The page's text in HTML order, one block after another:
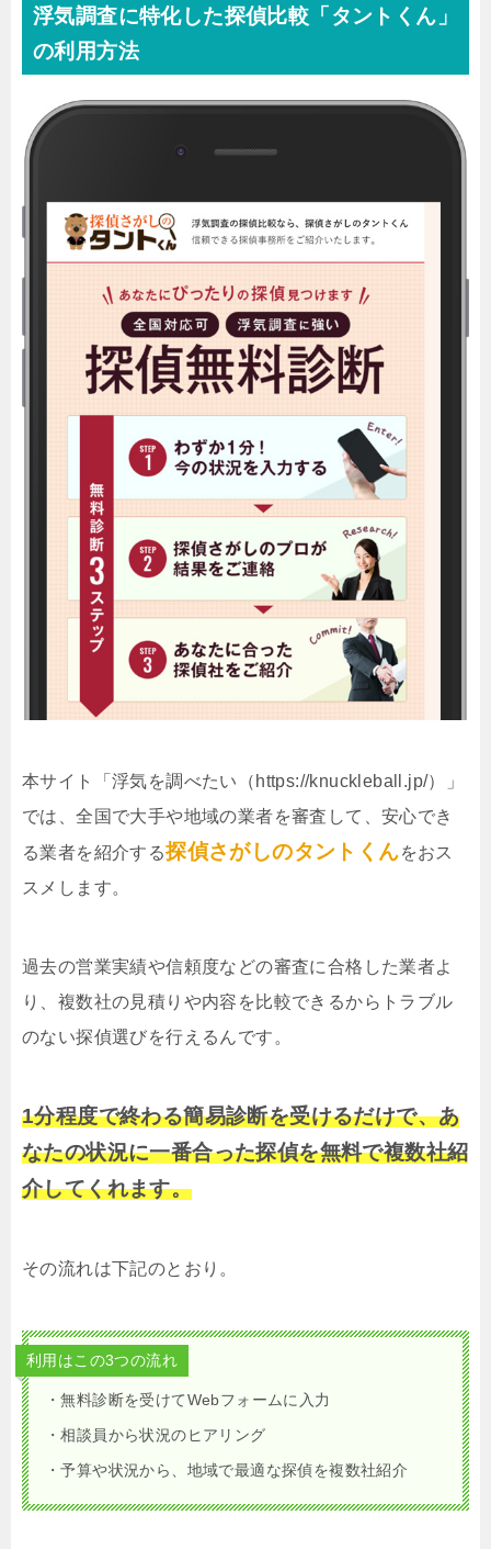
浮気調査に特化した探偵比較「タントくん」
の利用方法
本サイト「浮気を調べたい（https://knuckleball.jp/）」
では、全国で大手や地域の業者を審査して、安心でき
る業者を紹介する探偵さがしのタントくんをおス
スメします。
過去の営業実績や信頼度などの審査に合格した業者よ
り、複数社の見積りや内容を比較できるからトラブル
のない探偵選びを行えるんです。
1分程度で終わる簡易診断を受けるだけで、あ
なたの状況に一番合った探偵を無料で複数社紹
介してくれます。
その流れは下記のとおり。
利用はこの3つの流れ
・無料診断を受けてWebフォームに入力
・相談員から状況のヒアリング
・予算や状況から、地域で最適な探偵を複数社紹介